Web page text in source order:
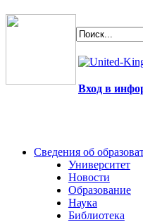
Вход в
Сведения об
Университет
Новости
Образование
Наука
Библиотека